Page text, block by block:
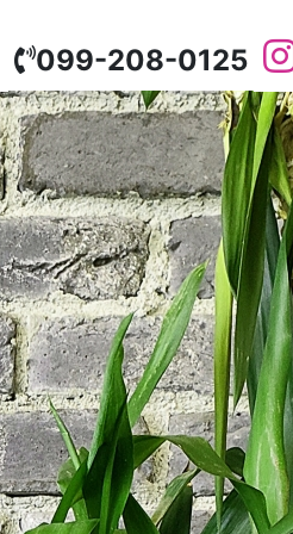
099-208-0125